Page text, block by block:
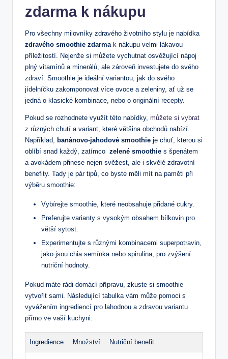
zdarma k nákupu
Pro všechny milovníky zdravého životního ‌stylu ⁢je⁢ nabídka
zdravého smoothie zdarma k nákupu velmi lákavou
příležitostí.​ Nejenže si můžete​ vychutnat osvěžující nápoj
plný vitamínů a minerálů, ale zároveň investujete do⁤ svého⁤
zdraví. Smoothie​ je ideální variantou, jak do svého
jídelníčku ⁤zakomponovat více ovoce a⁢ zeleniny, ať už⁣ se
jedná o ⁣klasické kombinace,⁣ nebo o originální recepty.
Pokud se rozhodnete ‍využít této nabídky, můžete⁣ si vybrat
z různých chutí a variant, které ⁣většina obchodů​ nabízí.
Například,
banánovo-jahodové smoothie je chuť, kterou si
oblíbí snad každý,​ zatímco ⁤ zelené‌ smoothie ⁣s špenátem
a avokádem přinese nejen ⁢svěžest, ale i⁤ skvělé zdravotní
benefity. Tady je pár tipů, co byste měli mít na paměti při
výběru smoothie:
Vybírejte smoothie, které ​neobsahuje přidané⁢ cukry.
Preferujte varianty s vysokým obsahem ​bílkovin pro‌
větší sytost.
Experimentujte ‌s‌ různými kombinacemi superpotravin,
jako jsou chia semínka nebo spirulina, pro⁣ zvýšení
nutriční hodnoty.
Pokud máte​ rádi domácí ​přípravu, zkuste si smoothie
⁤vytvořit sami. Následující tabulka vám⁢ může ‍pomoci⁤ s
vyvážením ingrediencí pro lahodnou a ⁢zdravou variantu
přímo ve ​vaší kuchyni:
Ingredience Množství Nutriční benefit